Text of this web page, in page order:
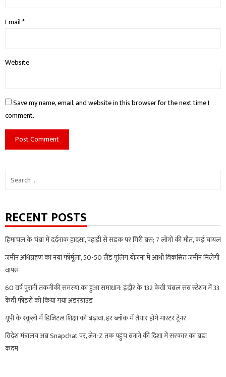
Email*
Website
Save my name, email, and website in this browser for the next time I
comment.
Search
RECENT POSTS
हिमाचल के चंबा में दर्दनाक हादसा, पहाड़ी से सड़क पर गिरी बस; 7 लोगों की मौत, कई घायल
जमीन अधिग्रहण का नया फॉर्मूला, 50-50 लैंड पूलिंग योजना में आधी विकसित जमीन मिलेगी
वापस
60 वर्ष पुरानी तकनीकी समस्या का हुआ समाधान: इंदौर के 132 केवी चंबल सब स्टेशन में 33
केवी फीडरों को किया गया अंडरग्राउंड
यूपी के स्कूलों में डिजिटल शिक्षा को बढ़ावा, हर ब्लॉक में तैयार होंगे मास्टर ट्रेनर
विदेश मंत्रालय अब Snapchat पर, जेन-Z तक पहुंच बनाने की दिशा में सरकार का बड़ा
कदम